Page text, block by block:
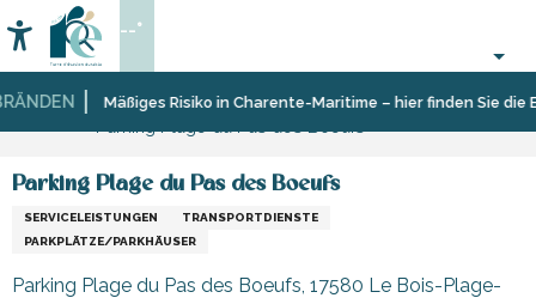
au
contenu
principal
Mäßiges Risiko in Charente-Maritime – hier finden Sie die
Accessibilité
Suche
--°
Startseite
Sich
GeschäfteGeschäfte
Parking Plage du Pas des Boeufs
SERVICELEISTUNGEN
TRANSPORTDIENSTE
PARKPLÄTZE/PARKHÄUSER
Parking Plage du Pas des Boeufs, 17580 Le Bois-Plage-